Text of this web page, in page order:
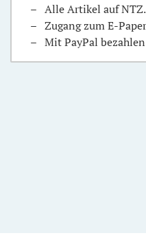
Alle Artikel auf
Zugang zum E-
Mit PayPal bezahlen